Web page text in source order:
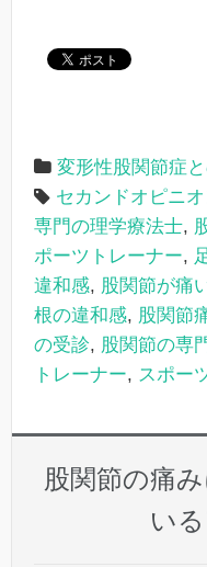
変形性股関節症
セカンドオピニ
専門の理学療法士,
ポーツトレーナー,
違和感, 股関節が痛
根の違和感, 股関節
の受診, 股関節の専
トレーナー, スポー
股関節の痛
い